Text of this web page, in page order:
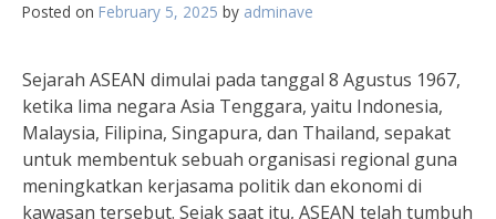
Posted on February 5, 2025 by adminave
Sejarah ASEAN dimulai pada tanggal 8 Agustus 1967,
ketika lima negara Asia Tenggara, yaitu Indonesia,
Malaysia, Filipina, Singapura, dan Thailand, sepakat
untuk membentuk sebuah organisasi regional guna
meningkatkan kerjasama politik dan ekonomi di
kawasan tersebut. Sejak saat itu, ASEAN telah tumbuh